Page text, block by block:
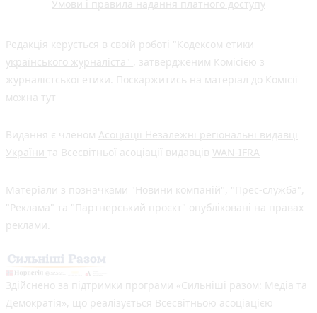
Умови і правила надання платного доступу
Редакція керується в своїй роботі "Кодексом етики
українського журналіста" , затвердженим Комісією з
журналістської етики. Поскаржитись на матеріал до Комісії
можна тут
Видання є членом Асоціації Незалежні регіональні видавці
України та Всесвітньої асоціації видавців WAN-IFRA
Матеріали з позначками "Новини компаній", "Прес-служба",
"Реклама" та "Партнерський проєкт" опубліковані на правах
реклами.
Здійснено за підтримки програми «Сильніші разом: Медіа та
Демократія», що реалізується Всесвітньою асоціацією